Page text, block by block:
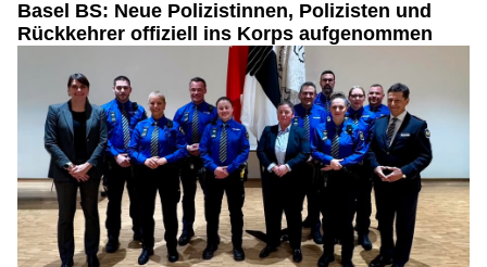
VIFIT Group AG: Ihr Navigator in der Welt der Finanzen
Basel BS: Neue Polizistinnen, Polizisten und
Rückkehrer offiziell ins Korps aufgenommen